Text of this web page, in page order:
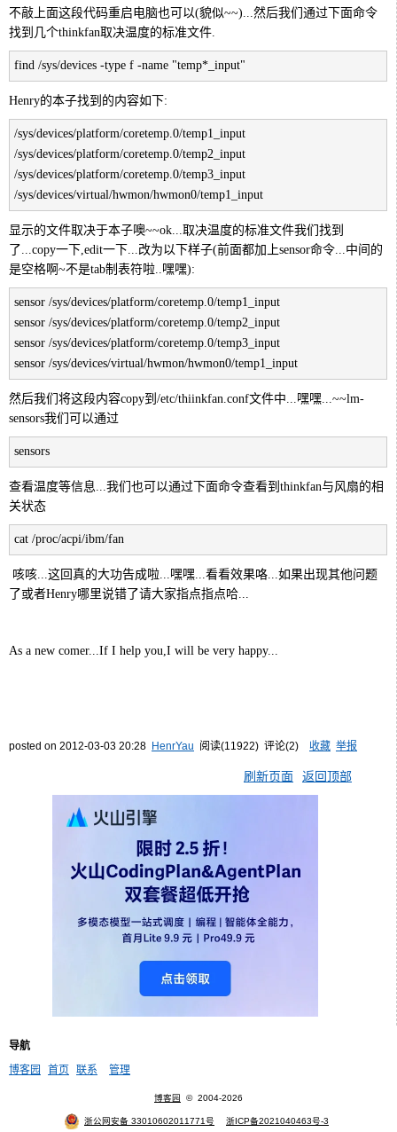
不敲上面这段代码重启电脑也可以(貌似~~)...然后我们通过下面命令
找到几个thinkfan取决温度的标准文件.
find /sys/devices -type f -name "temp*_input"
Henry的本子找到的内容如下:
/sys/devices/platform/coretemp.0/temp1_input
/sys/devices/platform/coretemp.0/temp2_input
/sys/devices/platform/coretemp.0/temp3_input
/sys/devices/virtual/hwmon/hwmon0/temp1_input
显示的文件取决于本子噢~~ok...取决温度的标准文件我们找到
了...copy一下,edit一下...改为以下样子(前面都加上sensor命令...中间的
是空格啊~不是tab制表符啦..嘿嘿):
sensor /sys/devices/platform/coretemp.0/temp1_input
sensor /sys/devices/platform/coretemp.0/temp2_input
sensor /sys/devices/platform/coretemp.0/temp3_input
sensor /sys/devices/virtual/hwmon/hwmon0/temp1_input
然后我们将这段内容copy到/etc/thiinkfan.conf文件中...嘿嘿...~~lm-
sensors我们可以通过
sensors
查看温度等信息...我们也可以通过下面命令查看到thinkfan与风扇的相
关状态
cat /proc/acpi/ibm/fan
咳咳...这回真的大功告成啦...嘿嘿...看看效果咯...如果出现其他问题
了或者Henry哪里说错了请大家指点指点哈...
As a new comer...If I help you,I will be very happy...
posted on 2012-03-03 20:28 HenrYau 阅读(11922) 评论(2) 收藏 举报
刷新页面 返回顶部
导航
博客园
首页 联系 管理
博客园 © 2004-2026
浙公网安备 33010602011771号 浙ICP备2021040463号-3